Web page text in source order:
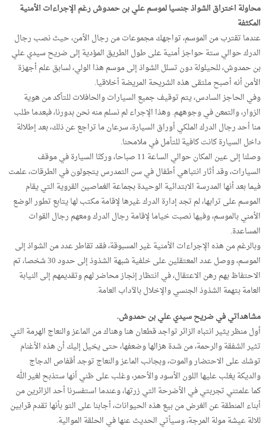
محاولة اختراق الشواذ جنسيا لموسم علي بن حمدوش رغم الإجراءات الأمنية
المكثفة
عندما تقترب من الموسم، تواجهك مجموعات من رجال الأمن، حيث نصب رجال
الدرك حوالي ستة حواجز أمنية على طول الطريق المؤدية إلى ضريح سيدي علي
بن حمدوش، للحيلولة دون تسلل الشواذ إلى موسم هذا الولي، لسابق علم أجهزة
الأمن أنه أصبح ملتقى هذه الشريحة المريضة أخلاقيا.
وفي الحاجز السادس، يتم توقيف جميع السيارات والحافلات للتأكد من هوية
الزوار، والتمعن في وجوههم. وهذا الإجراء لم نسلم منه نحن بدورنا، فبعدما طلب
منا أحد رجال الدرك الملكي أوراق السيارة، سرعان ما تراجع عن ذلك، بعد إطلالة
داخل السيارة كانت كافية للتأمل في ملامحنا.
وصلنا إلى عين المكان حوالي الساعة 11 صباحا، وركنّا السيارة في موقف
السيارات، وقد أثار انتباهي أطفال في سن التمدرس يتجولون في الطرقات، علمت
فيما بعد أنها المدرسة الابتدائية الوحيدة بجماعة الغماصين القروية التي يقام
الموسم على ترابها، لم تجد إدارة الدرك غيرها لإقامة مكتب لها يتابع تطور الوضع
الأمني بالموسم، وفيها نصبت خياما لإقامة رجال الدرك ومعهم رجال القوات
المساعدة.
وبالرغم من هذه الإجراءات الأمنية غير المسبوقة، فقد تقاطر عدد من الشواذ إلى
الموسم، ووصل عدد المعتقلين على خلفية شبهة الشذوذ إلى حدود 30 شخصا، تم
الاحتفاظ بهم رهن الاعتقال، في انتظار إنجاز محاضر لهم وتقديمهم إلى النيابة
العامة بتهمة الشذوذ الجنسي والإخلال بالآداب العامة.
مشاهداتي في ضريح سيدي علي بن حمدوش.
أول منظر يثير انتباه الزائر تواجد قطعان هنا وهناك من الماعز والنعاج الهرمة التي
تثير الشفقة والرحمة، من شدة هزالها وضعفها، حتى يخيل إليك أن هذه الأغنام
توشك على الاحتضار والموت، وبجانب الماعز والنعاج توجد أقفاص الدجاج
والديكة يغلب عليها اللون الأسود والأحمر، وغلب على ظني أنها ستذبح لغير الله
كما علمتني تجربتي في الأضرحة التي زرتها، وعندما استفسرنا أحد الزائرين من
أبناء المنطقة عن الغرض من بيع هذه الحيوانات، أجابنا على التو بأنها تقدم قرابين
للالة عيشة مولة المرجة، وسيأتي الحديث عنها في الحلقة الموالية.